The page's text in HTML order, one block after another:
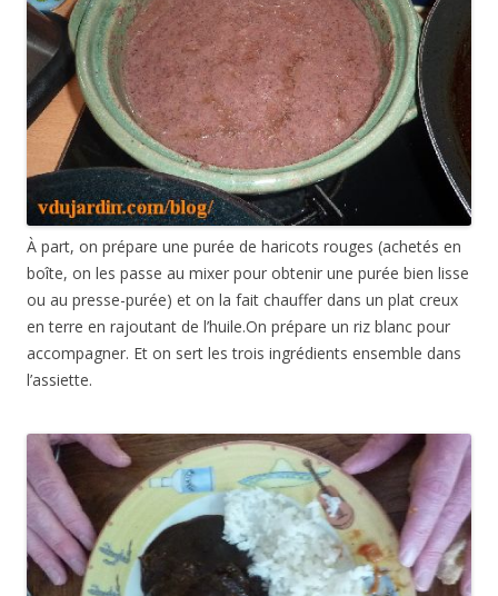
À part, on prépare une purée de haricots rouges (achetés en
boîte, on les passe au mixer pour obtenir une purée bien lisse
ou au presse-purée) et on la fait chauffer dans un plat creux
en terre en rajoutant de l’huile.On prépare un riz blanc pour
accompagner. Et on sert les trois ingrédients ensemble dans
l’assiette.